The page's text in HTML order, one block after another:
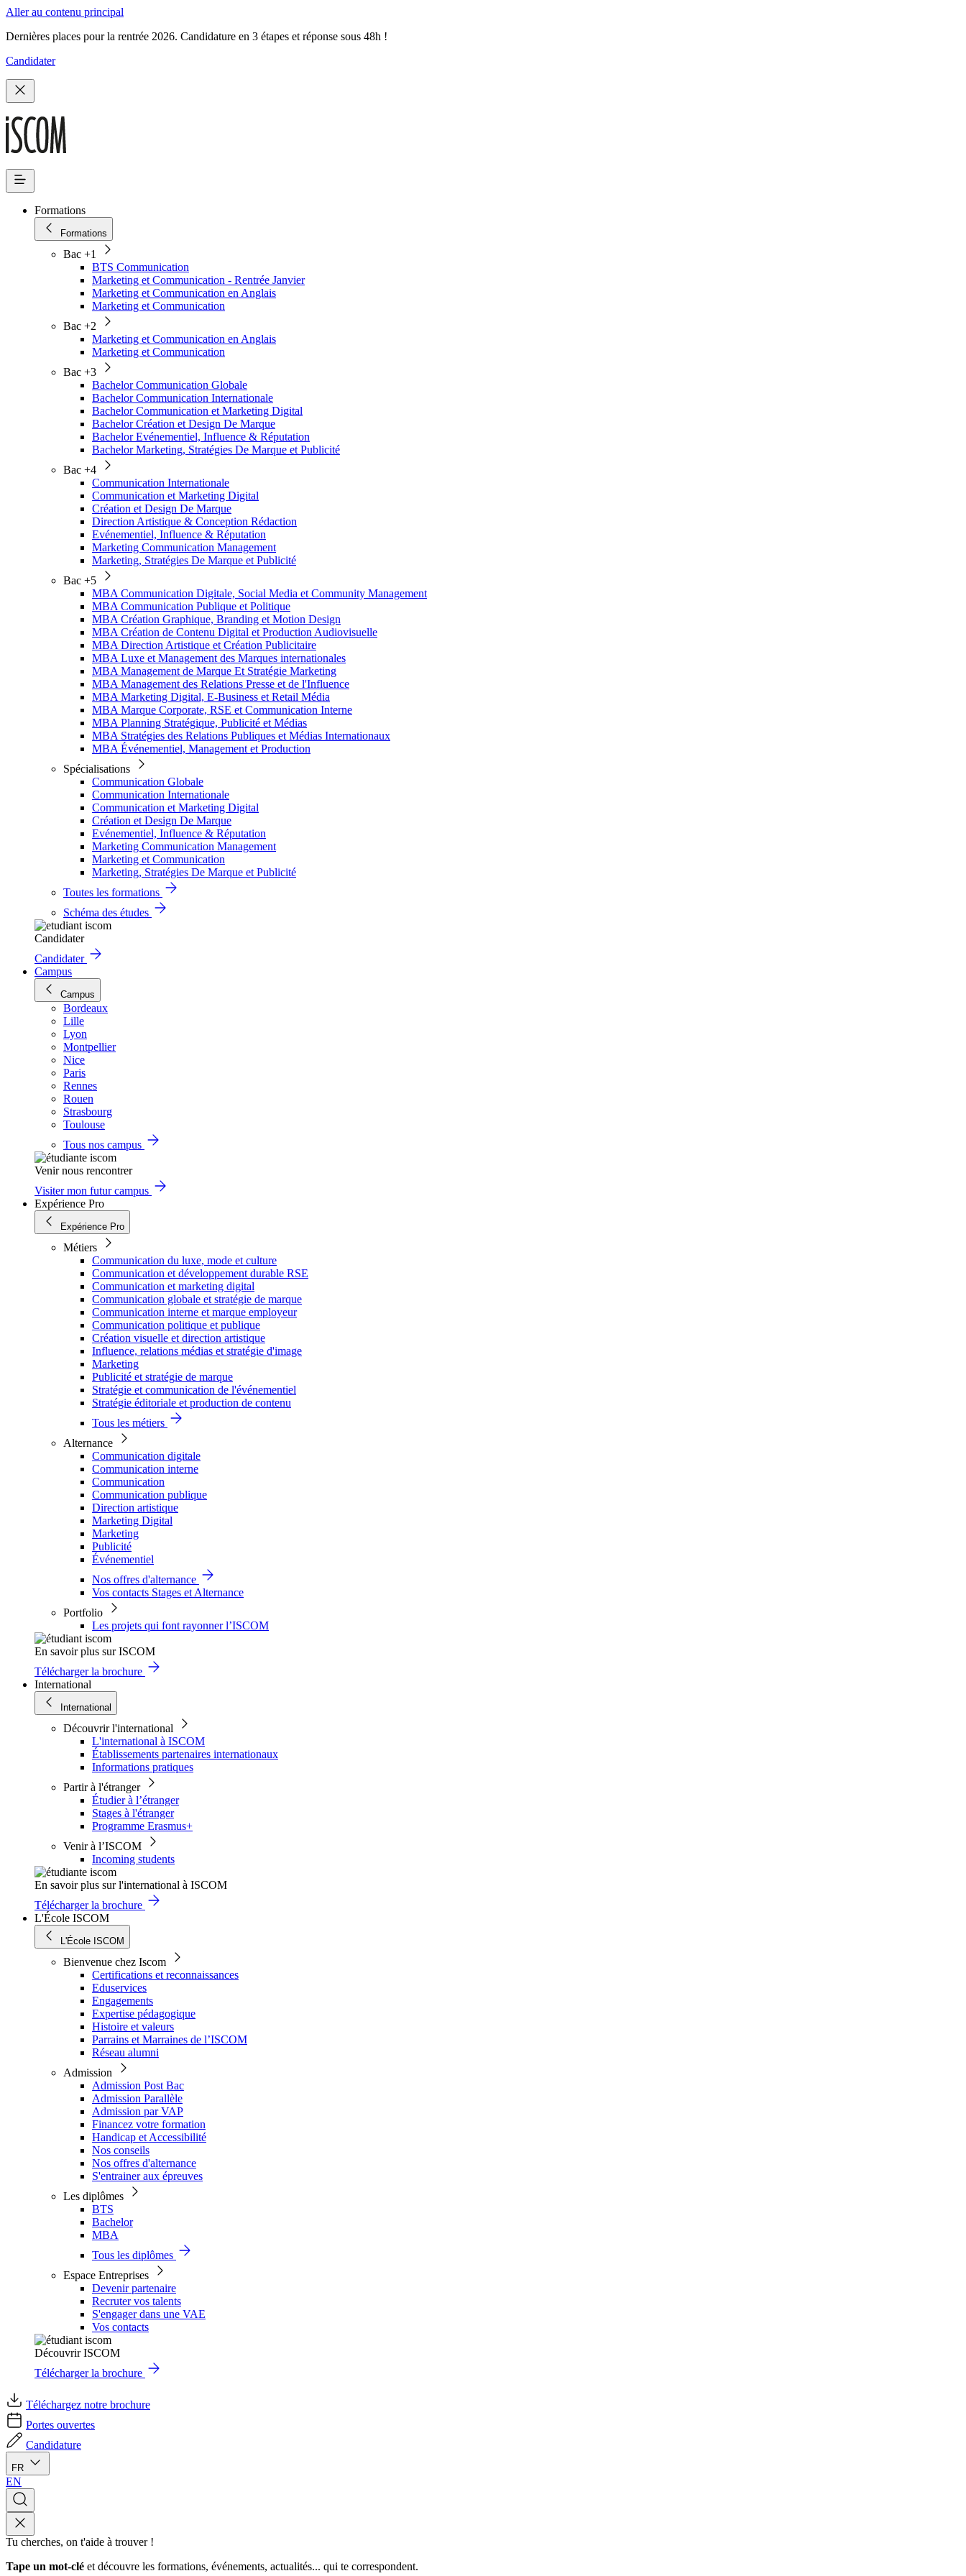
Aller au contenu principal
Dernières places pour la rentrée 2026. Candidature en 3 étapes et réponse sous 48h !
Candidater
Formations
Formations
Bac +1
BTS Communication
Marketing et Communication - Rentrée Janvier
Marketing et Communication en Anglais
Marketing et Communication
Bac +2
Marketing et Communication en Anglais
Marketing et Communication
Bac +3
Bachelor Communication Globale
Bachelor Communication Internationale
Bachelor Communication et Marketing Digital
Bachelor Création et Design De Marque
Bachelor Evénementiel, Influence & Réputation
Bachelor Marketing, Stratégies De Marque et Publicité
Bac +4
Communication Internationale
Communication et Marketing Digital
Création et Design De Marque
Direction Artistique & Conception Rédaction
Evénementiel, Influence & Réputation
Marketing Communication Management
Marketing, Stratégies De Marque et Publicité
Bac +5
MBA Communication Digitale, Social Media et Community Management
MBA Communication Publique et Politique
MBA Création Graphique, Branding et Motion Design
MBA Création de Contenu Digital et Production Audiovisuelle
MBA Direction Artistique et Création Publicitaire
MBA Luxe et Management des Marques internationales
MBA Management de Marque Et Stratégie Marketing
MBA Management des Relations Presse et de l'Influence
MBA Marketing Digital, E-Business et Retail Média
MBA Marque Corporate, RSE et Communication Interne
MBA Planning Stratégique, Publicité et Médias
MBA Stratégies des Relations Publiques et Médias Internationaux
MBA Événementiel, Management et Production
Spécialisations
Communication Globale
Communication Internationale
Communication et Marketing Digital
Création et Design De Marque
Evénementiel, Influence & Réputation
Marketing Communication Management
Marketing et Communication
Marketing, Stratégies De Marque et Publicité
Toutes les formations
Schéma des études
Candidater
Candidater
Campus
Campus
Bordeaux
Lille
Lyon
Montpellier
Nice
Paris
Rennes
Rouen
Strasbourg
Toulouse
Tous nos campus
Venir nous rencontrer
Visiter mon futur campus
Expérience Pro
Expérience Pro
Métiers
Communication du luxe, mode et culture
Communication et développement durable RSE
Communication et marketing digital
Communication globale et stratégie de marque
Communication interne et marque employeur
Communication politique et publique
Création visuelle et direction artistique
Influence, relations médias et stratégie d'image
Marketing
Publicité et stratégie de marque
Stratégie et communication de l'événementiel
Stratégie éditoriale et production de contenu
Tous les métiers
Alternance
Communication digitale
Communication interne
Communication
Communication publique
Direction artistique
Marketing Digital
Marketing
Publicité
Événementiel
Nos offres d'alternance
Vos contacts Stages et Alternance
Portfolio
Les projets qui font rayonner l’ISCOM
En savoir plus sur ISCOM
Télécharger la brochure
International
International
Découvrir l'international
L'international à ISCOM
Établissements partenaires internationaux
Informations pratiques
Partir à l'étranger
Étudier à l’étranger
Stages à l'étranger
Programme Erasmus+
Venir à l’ISCOM
Incoming students
En savoir plus sur l'international à ISCOM
Télécharger la brochure
L'École ISCOM
L'École ISCOM
Bienvenue chez Iscom
Certifications et reconnaissances
Eduservices
Engagements
Expertise pédagogique
Histoire et valeurs
Parrains et Marraines de l’ISCOM
Réseau alumni
Admission
Admission Post Bac
Admission Parallèle
Admission par VAP
Financez votre formation
Handicap et Accessibilité
Nos conseils
Nos offres d'alternance
S'entrainer aux épreuves
Les diplômes
BTS
Bachelor
MBA
Tous les diplômes
Espace Entreprises
Devenir partenaire
Recruter vos talents
S'engager dans une VAE
Vos contacts
Découvrir ISCOM
Télécharger la brochure
Téléchargez notre brochure
Portes ouvertes
Candidature
FR
EN
Tu cherches, on t'aide à trouver !
Tape un mot-clé et découvre les formations, événements, actualités... qui te correspondent.